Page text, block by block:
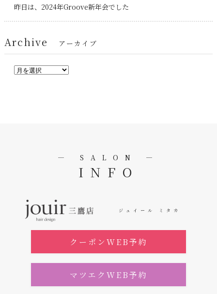
昨日は、2024年Groove新年会でした
Archive アーカイブ
― SALON ―
INFO
ジュイール ミタカ
クーポンWEB予約
マツエクWEB予約